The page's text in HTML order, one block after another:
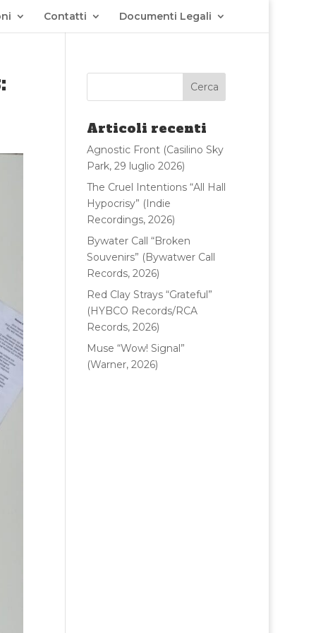
Contatti Documenti Legali
Articoli recenti
Agnostic Front (Casilino Sky
Park, 29 luglio 2026)
The Cruel Intentions “All Hall
Hypocrisy” (Indie
Recordings, 2026)
Bywater Call “Broken
Souvenirs” (Bywatwer Call
Records, 2026)
Red Clay Strays “Grateful”
(HYBCO Records/RCA
Records, 2026)
Muse “Wow! Signal”
(Warner, 2026)